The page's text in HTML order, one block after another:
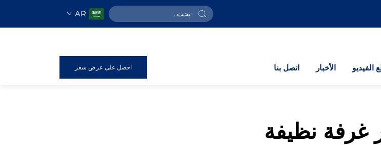
AR
الفيديو الأخبار اتصل بنا احصل على عرض سعر
غرفة نظيفة